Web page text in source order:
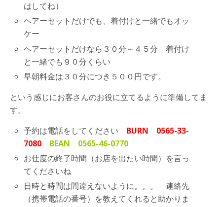
はしてね）
ヘアーセットだけでも、着付けと一緒でもオッ
ケー
ヘアーセットだけなら３０分～４５分 着付け
と一緒でも９０分くらい
早朝料金は３０分につき５００円です。
という感じにお客さんのお役に立てるように準備してま
す。
予約は電話をしてください BURN 0565-33-
7080
BEAN 0565-46-0770
お仕度の終了時間（お店を出たい時間）を言っ
てくださいね
日時と時間は間違えないように。。。 連絡先
（携帯電話の番号）を教えてくれると助かりま